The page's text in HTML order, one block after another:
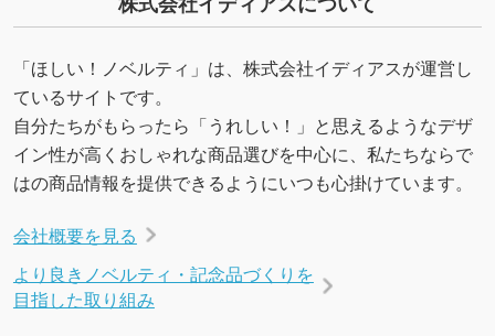
「ほしい！ノベルティ」は、株式会社イディアスが運営し
ているサイトです。
自分たちがもらったら「うれしい！」と思えるようなデザ
イン性が高くおしゃれな商品選びを中心に、私たちならで
はの商品情報を提供できるようにいつも心掛けています。
会社概要を見る
より良きノベルティ・記念品づくりを
目指した取り組み